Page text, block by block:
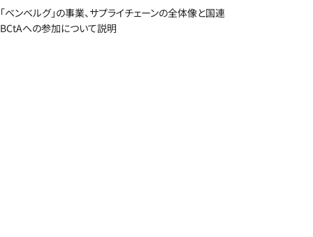
「ベンベルグ」の事業、サプライチェーンの全体像と国連
BCtAへの参加について説明